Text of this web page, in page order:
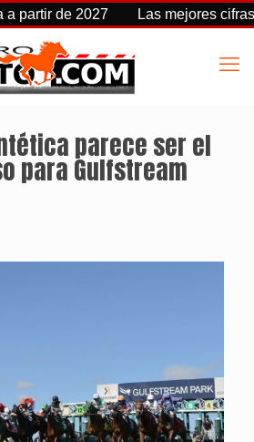
de 2027 Las mejores cifras Beyer
parece ser el
para Gulfstream